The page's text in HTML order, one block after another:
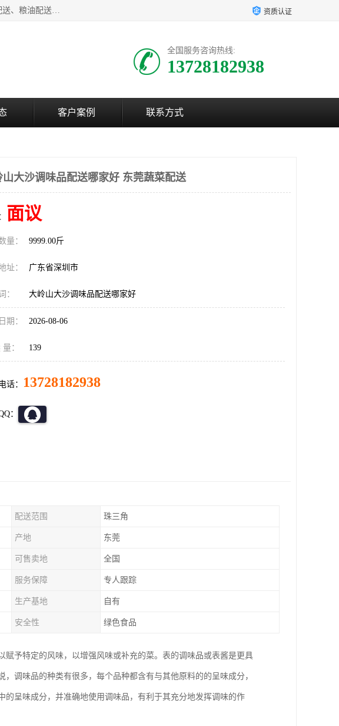
东莞市康隆膳食管理有限公司主要从事：蔬菜配送、食堂承包、企业工厂食堂承包、机关单位食堂承包、调味品配送、粮油配送、干货配送、副食配送、水果配送、海鲜配送等业务，东莞蔬菜配送电话，咨询在线客服。 资质认证
全国服务咨询热线:
13728182938
客户案例 联系方式
山大沙调味品配送哪家好 东莞蔬菜配送
面议
量： 9999.00斤
址： 广东省深圳市
： 大岭山大沙调味品配送哪家好
期： 2026-08-06
： 139
话： 13728182938
：
配送范围 珠三角
产地 东莞
可售卖地 全国
服务保障 专人跟踪
生产基地 自有
安全性 绿色食品
予特定的风味，以增强风味或补充的菜。表的调味品或表酱是更具
调味品的种类有很多，每个品种都含有与其他原料的的呈味成分，
呈味成分，并准确地使用调味品，有利于其充分地发挥调味的作